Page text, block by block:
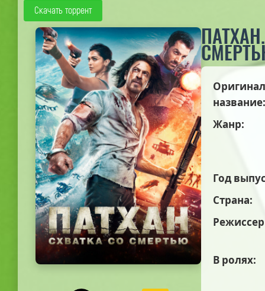
Скачать торрент
название:
Жанр:
Год
Страна:
В ролях: